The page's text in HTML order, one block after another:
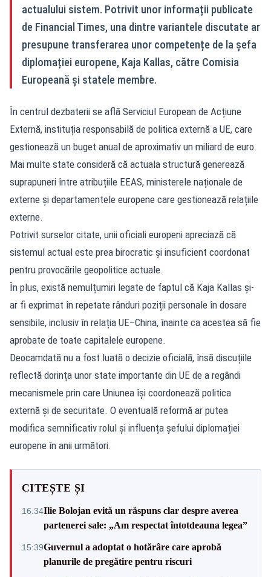
actualului sistem. Potrivit unor informații publicate
de Financial Times, una dintre variantele discutate ar
presupune transferarea unor competențe de la șefa
diplomației europene, Kaja Kallas, către Comisia
Europeană și statele membre.
În centrul dezbaterii se află Serviciul European de Acțiune
Externă, instituția responsabilă de politica externă a UE, care
gestionează un buget anual de aproximativ un miliard de euro.
Mai multe state consideră că actuala structură generează
suprapuneri între atribuțiile EEAS, ministerele naționale de
externe și departamentele europene care gestionează relațiile
externe.
Potrivit surselor citate, unii oficiali europeni apreciază că
sistemul actual este prea birocratic și insuficient coordonat
pentru provocările geopolitice actuale.
În plus, există nemulțumiri legate de faptul că Kaja Kallas și-
ar fi exprimat în repetate rânduri poziții personale în dosare
sensibile, inclusiv în relația UE–China, înainte ca acestea să fie
aprobate de toate capitalele europene.
Deocamdată nu a fost luată o decizie oficială, însă discuțiile
reflectă dorința unor state importante din UE de a regândi
mecanismele prin care Uniunea își coordonează politica
externă și de securitate. O eventuală reformă ar putea
modifica semnificativ rolul și influența șefului diplomației
europene în anii următori.
CITEȘTE ȘI
16:34Ilie Bolojan evită un răspuns clar despre averea
partenerei sale: „Am respectat întotdeauna legea”
15:39Guvernul a adoptat o hotărâre care aprobă
planurile de pregătire pentru riscuri